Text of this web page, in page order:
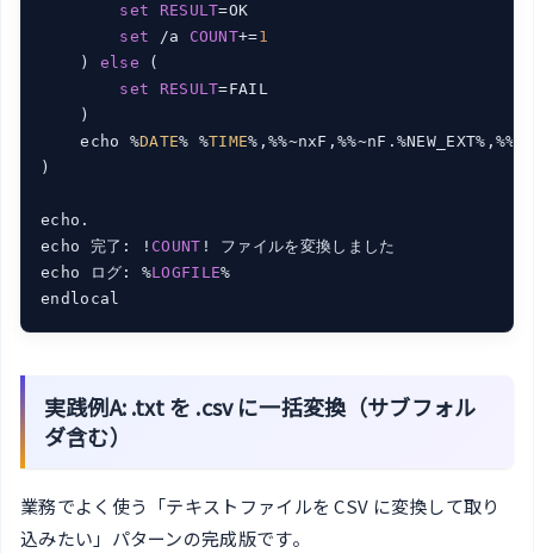
set
RESULT=OK
set /a COUNT+=1
    )
else (
set
RESULT=FAIL
    )
    echo %
DATE% %TIME
)
echo.
echo 完了: ! COUNT ! ファイルを変換しました
echo ログ: %LOGFILE%
endlocal
実践例A: .txt を .csv に一括変換（サブフォル
ダ含む）
業務でよく使う「テキストファイルを CSV に変換して取り
込みたい」パターンの完成版です。